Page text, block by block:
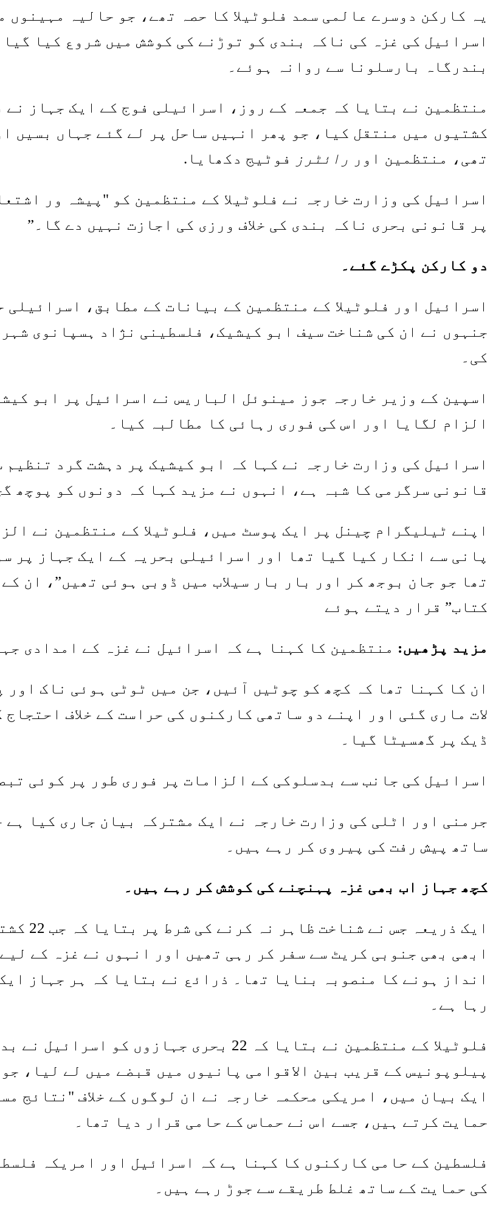
یہ کارکن دوسرے عالمی سمد فلوٹیلا کا حصہ تھے، جو حالیہ
بندرگاہ بارسلونا سے روانہ ہوئے۔
کشتیوں میں منتقل کیا، جو پھر انہیں ساحل پر لے گئے جہاں بسیں
تھی، منتظمین اور
رائٹرز فوٹیج دکھایا.
اسرائیل کی وزارت خارجہ نے فلوٹیلا کے منتظمین کو "پیشہ ور
پر قانونی بحری ناکہ بندی کی خلاف ورزی کی اجازت نہیں دے گا۔”
دو کارکن پکڑے گئے۔
اسرائیل اور فلوٹیلا کے منتظمین کے بیانات کے مطابق،
جنہوں نے ان کی شناخت سیف ابو کیشیک، فلسطینی نژاد ہسپانوی
کی۔
اسپین کے وزیر خارجہ جوز مینوئل الباریس نے اسرائیل پر ابو
الزام لگایا اور اس کی فوری رہائی کا مطالبہ کیا۔
اسرائیل کی وزارت خارجہ نے کہا کہ ابو کیشیک پر دہشت گرد تنظیم
قانونی سرگرمی کا شبہ ہے، انہوں نے مزید کہا کہ دونوں کو پوچھ
اپنے ٹیلیگرام چینل پر ایک پوسٹ میں، فلوٹیلا کے منتظمین نے
پانی سے انکار کیا گیا تھا اور اسرائیلی بحریہ کے ایک جہاز پر
کتاب” قرار دیتے ہوئے
مزید پڑھیں: منتظمین کا کہنا ہے کہ اسرائیل نے غزہ کے امدادی
ان کا کہنا تھا کہ کچھ کو چوٹیں آئیں، جن میں ٹوٹی ہوئی ناک
لات ماری گئی اور اپنے دو ساتھی کارکنوں کی حراست کے خلاف
ڈیک پر گھسیٹا گیا۔
اسرائیل کی جانب سے بدسلوکی کے الزامات پر فوری طور پر کوئی
جرمنی اور اٹلی کی وزارت خارجہ نے ایک مشترکہ بیان جاری کیا
ساتھ پیش رفت کی پیروی کر رہے ہیں۔
کچھ جہاز اب بھی غزہ پہنچنے کی کوشش کر رہے ہیں۔
ابھی بھی جنوبی کریٹ سے سفر کر رہی تھیں اور انہوں نے غزہ کے
انداز ہونے کا منصوبہ بنایا تھا۔ ذرائع نے بتایا کہ ہر جہاز
رہا ہے۔
فلوٹیلا کے منتظمین نے بتایا کہ 22 بحری
پیلوپونیس کے قریب بین الاقوامی پانیوں میں قبضے میں لے لیا،
ایک بیان میں، امریکی محکمہ خارجہ نے ان لوگوں کے خلاف "نتائج
حمایت کرتے ہیں، جسے اس نے حماس کے حامی قرار دیا تھا۔
فلسطین کے حامی کارکنوں کا کہنا ہے کہ اسرائیل اور امریکہ
کی حمایت کے ساتھ غلط طریقے سے جوڑ رہے ہیں۔